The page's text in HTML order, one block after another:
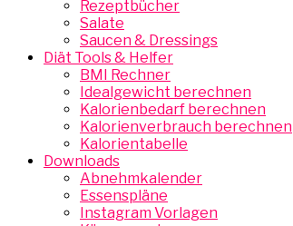
Rezeptbücher
Salate
Saucen & Dressings
Diät Tools & Helfer
BMI Rechner
Idealgewicht berechnen
Kalorienbedarf berechnen
Kalorienverbrauch berechnen
Kalorientabelle
Downloads
Abnehmkalender
Essenspläne
Instagram Vorlagen